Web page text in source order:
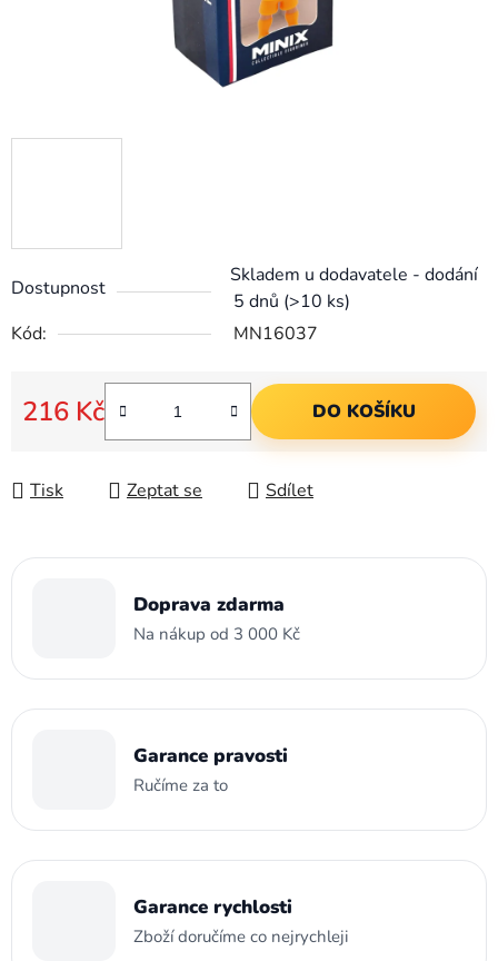
Dostupnost
Skladem u dodavatele - dodání
5 dnů (>10 ks)
Kód:
MN16037
216 Kč
Měrná cena:
DO KOŠÍKU
Tisk Zeptat se Sdílet
Doprava zdarma
Na nákup od 3 000 Kč
Garance pravosti
Ručíme za to
Garance rychlosti
Zboží doručíme co nejrychleji